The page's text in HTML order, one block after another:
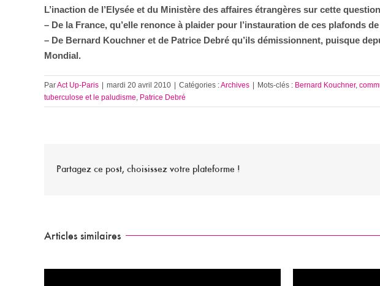
L’inaction de l’Elysée et du Ministère des affaires étrangères sur cette
– De la France, qu’elle renonce à plaider pour l’instauration de ces plafonds
– De Bernard Kouchner et de Patrice Debré qu’ils démissionnent, puisque
Mondial.
ParAct Up-Paris | mardi 20 avril 2010 | Catégories :Archives | Mots-clés : Bernard Kouchner,
tuberculose et le paludisme Patrice Debré
Partagez ce post, choisissez votre plateforme !
Articles similaires